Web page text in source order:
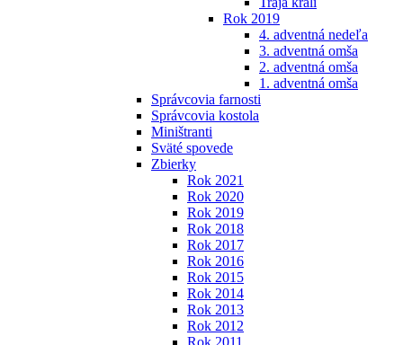
Rok 2019
4. adventná nedeľa
3. adventná omša
2. adventná omša
1. adventná omša
Správcovia farnosti
Správcovia kostola
Miništranti
Sväté spovede
Zbierky
Rok 2021
Rok 2020
Rok 2019
Rok 2018
Rok 2017
Rok 2016
Rok 2015
Rok 2014
Rok 2013
Rok 2012
Rok 2011